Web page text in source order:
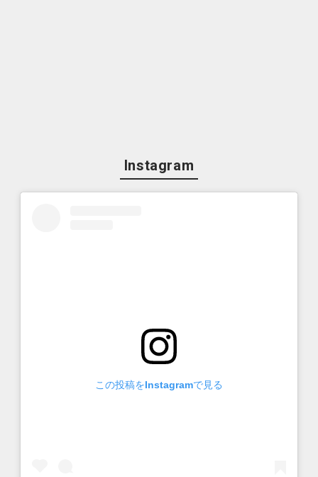
Instagram
この投稿をInstagramで見る